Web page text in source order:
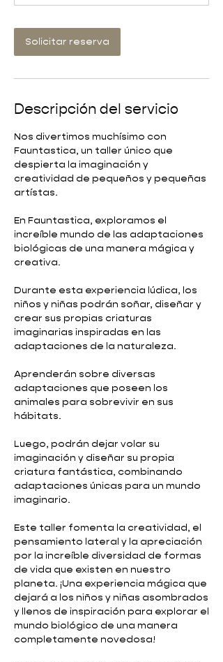
Solicitar reserva
Descripción del servicio
Nos divertimos muchísimo con
Fauntastica, un taller único que
despierta la imaginación y
creatividad de pequeños y pequeñas
artístas.
En Fauntastica, exploramos el
increíble mundo de las adaptaciones
biológicas de una manera mágica y
creativa.
Durante esta experiencia lúdica, los
niños y niñas podrán soñar, diseñar y
crear sus propias criaturas
imaginarias inspiradas en las
adaptaciones de la naturaleza.
Aprenderán sobre diversas
adaptaciones que poseen los
animales para sobrevivir en sus
hábitats.
Luego, podrán dejar volar su
imaginación y diseñar su propia
criatura fantástica, combinando
adaptaciones únicas para un mundo
imaginario.
Este taller fomenta la creatividad, el
pensamiento lateral y la apreciación
por la increíble diversidad de formas
de vida que existen en nuestro
planeta. ¡Una experiencia mágica que
dejará a los niños y niñas asombrados
y llenos de inspiración para explorar el
mundo biológico de una manera
completamente novedosa!